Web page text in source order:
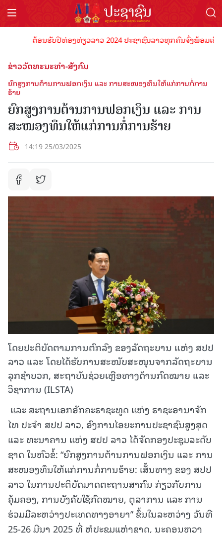
ຕ້ອນຮັບປີທ່ອງທ່ຽວລາວ 2024 ປະຊາຊົນລາວທຸກຄົນຈົ່ງພ້ອມເປັນ
ຂ່າວວັດທະນະທຳ-ສັງຄົມ
ຍົກສູງການຕ້ານການຟອກເງິນ ແລະ ການສະໜອງທຶນໃຫ້ແກ່ການກໍ່ການ
ຮ້າຍ
ຍົກສູງການຕ້ານການຟອກເງິນ ແລະ ການ
ສະໜອງທຶນໃຫ້ແກ່ການກໍ່ການຮ້າຍ
14:19 25/03/2025
ໂດຍປະຕິບັດຕາມການຕົກລົງ ຂອງລັດຖະບານ ແຫ່ງ ສປປ
ລາວ ແລະ ໂດຍໄດ້ຮັບການສະໜັບສະໜຸນຈາກລັດຖະບານ
ລຸກຊຳບວກ, ສະຖາບັນຊ່ວຍເຫຼືອທາງດ້ານກົດໝາຍ ແລະ
ວິຊາການ (ILSTA)
ແລະ ສະຖານເອກອັກຄະຣາຊະທູດ ແຫ່ງ ຣາຊະອານາຈັກ
ໄທ ປະຈໍາ ສປປ ລາວ, ອົງການໄອຍະການປະຊາຊົນສູງສຸດ
ແລະ ທະນາຄານ ແຫ່ງ ສປປ ລາວ ໄດ້ຈັດກອງປະຊຸມລະດັບ
ຊາດ ໃນຫົວຂໍ້: “ຍົກສູງການຕ້ານການຟອກເງິນ ແລະ ການ
ສະໜອງທຶນໃຫ້ແກ່ການກໍ່ການຮ້າຍ: ເສັ້ນທາງ ຂອງ ສປປ
ລາວ ໃນການປະຕິບັດມາດຕະຖານສາກົນ ກ່ຽວກັບການ
ຄຸ້ມຄອງ, ການບັງຄັບໃຊ້ກົດໝາຍ, ຕຸລາການ ແລະ ການ
ຮ່ວມມືລະຫວ່າງປະເທດທາງອາຍາ” ຂຶ້ນໃນລະຫວ່າງ ວັນທີ
25-26 ມີນາ 2025 ທີ່ ຫໍປະຊຸມແຫ່ງຊາດ, ນະຄອນຫຼວງ